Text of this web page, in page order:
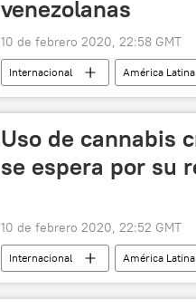
venezolanas
10 de febrero 2020, 22:58 GMT
Internacional América Latina
Nicolás Maduro
Iván Duque
Uso de cannabis
se espera por su
10 de febrero 2020, 22:52 GMT
Internacional América Latina